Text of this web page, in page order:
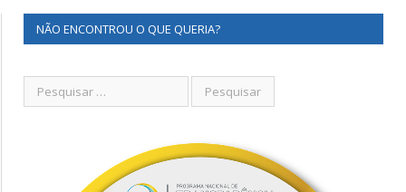
NÃO ENCONTROU O QUE QUERIA?